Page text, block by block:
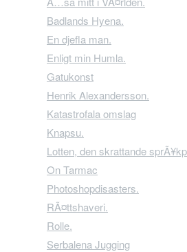
Badlands Hyena.
En djefla man.
Enligt min Humla.
Gatukonst
Henrik Alexandersson.
Katastrofala omslag
Knapsu.
Lotten, den skrattande
On Tarmac
Photoshopdisasters.
RÃ¤ttshaveri.
Rolle.
Serbalena Jugging